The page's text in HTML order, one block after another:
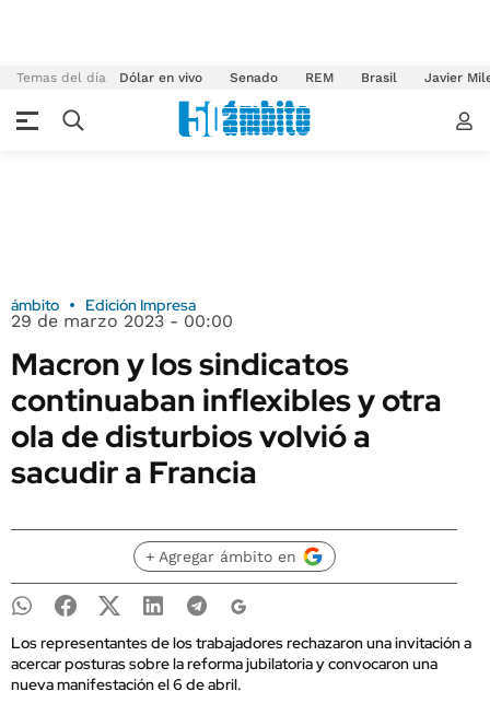
Temas del día Dólar en vivo Senado REM Brasil Javier
ámbito Edición Impresa
29 de marzo 2023 - 00:00
Macron y los sindicatos
continuaban inflexibles y otra
ola de disturbios volvió a
sacudir a Francia
+ Agregar ámbito en
Los representantes de los trabajadores rechazaron una invitación a
acercar posturas sobre la reforma jubilatoria y convocaron una
nueva manifestación el 6 de abril.